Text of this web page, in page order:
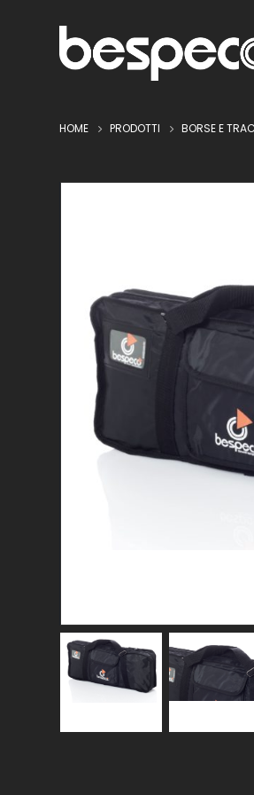
HOME PRODOTTI BORSE E